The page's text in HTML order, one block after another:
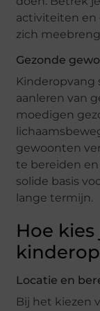
activiteiten en
zich
Gezonde
Kinderopvang
aanleren van
moedigen
gewoonten
te bereiden
solide basis
lange termijn.
Hoe
Locatie en
Bij het kiezen